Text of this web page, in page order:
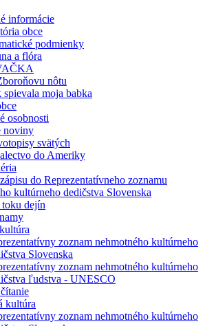
informácie
obce
podmienky
a flóra
nôtu
spievala moja babka
osobnosti
noviny
svätých
do Ameriky
do Reprezentatívneho zoznamu
kultúrneho dedičstva Slovenska
dejín
zoznam nehmotného kultúrneho
Slovenska
zoznam nehmotného kultúrneho
ľudstva - UNESCO
kultúra
zoznam nehmotného kultúrneho